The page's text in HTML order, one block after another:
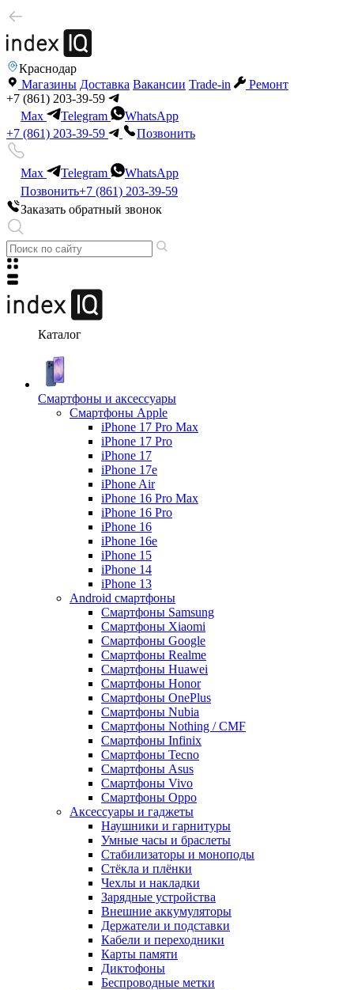
Краснодар
Магазины Доставка Вакансии Trade-in
Ремонт
+7 (861) 203-39-59
Max
Telegram
WhatsApp
+7 (861) 203-39-59
Позвонить
Max Telegram
WhatsApp
Позвонить+7 (861) 203-39-59
Заказать обратный звонок
Каталог
Смартфоны и аксессуары
Смартфоны Apple
iPhone 17 Pro Max
iPhone 17 Pro
iPhone 17
iPhone 17e
iPhone Air
iPhone 16 Pro Max
iPhone 16 Pro
iPhone 16
iPhone 16e
iPhone 15
iPhone 14
iPhone 13
Android cмартфоны
Смартфоны Samsung
Смартфоны Xiaomi
Смартфоны Google
Смартфоны Realme
Смартфоны Huawei
Смартфоны Honor
Смартфоны OnePlus
Смартфоны Nubia
Смартфоны Nothing / CMF
Смартфоны Infinix
Смартфоны Tecno
Смартфоны Asus
Смартфоны Vivo
Смартфоны Oppo
Аксессуары и гаджеты
Наушники и гарнитуры
Умные часы и браслеты
Стабилизаторы и моноподы
Стёкла и плёнки
Чехлы и накладки
Зарядные устройства
Внешние аккумуляторы
Держатели и подставки
Кабели и переходники
Карты памяти
Диктофоны
Беспроводные метки